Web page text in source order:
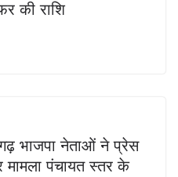
की राशि
भाजपा नेताओं ने प्रेस
पंचायत स्तर के